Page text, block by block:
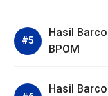
Hasil
BPOM
Hasil